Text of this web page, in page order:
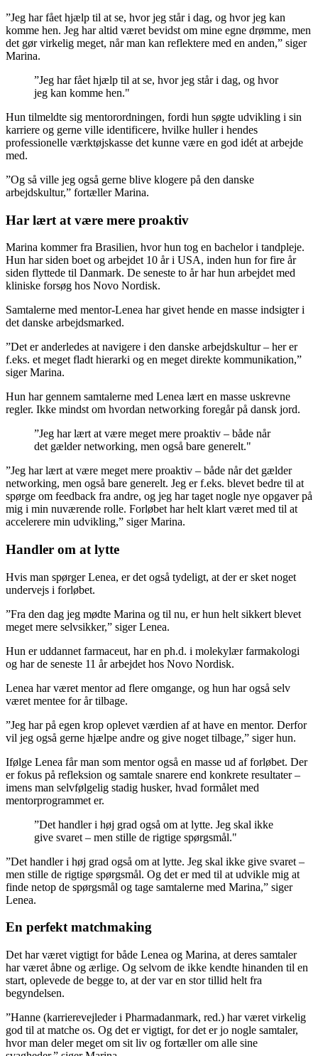
”Jeg har fået hjælp til at se, hvor jeg står i dag, og hvor jeg kan
komme hen. Jeg har altid været bevidst om mine egne drømme, men
det gør virkelig meget, når man kan reflektere med en anden,” siger
Marina.
”Jeg har fået hjælp til at se, hvor jeg står i dag, og hvor
jeg kan komme hen."
Hun tilmeldte sig mentorordningen, fordi hun søgte udvikling i sin
karriere og gerne ville identificere, hvilke huller i hendes
professionelle værktøjskasse det kunne være en god idét at arbejde
med.
”Og så ville jeg også gerne blive klogere på den danske
arbejdskultur,” fortæller Marina.
Har lært at være mere proaktiv
Marina kommer fra Brasilien, hvor hun tog en bachelor i tandpleje.
Hun har siden boet og arbejdet 10 år i USA, inden hun for fire år
siden flyttede til Danmark. De seneste to år har hun arbejdet med
kliniske forsøg hos Novo Nordisk.
Samtalerne med mentor-Lenea har givet hende en masse indsigter i
det danske arbejdsmarked.
”Det er anderledes at navigere i den danske arbejdskultur – her er
f.eks. et meget fladt hierarki og en meget direkte kommunikation,”
siger Marina.
Hun har gennem samtalerne med Lenea lært en masse uskrevne
regler. Ikke mindst om hvordan networking foregår på dansk jord.
”Jeg har lært at være meget mere proaktiv – både når
det gælder networking, men også bare generelt."
”Jeg har lært at være meget mere proaktiv – både når det gælder
networking, men også bare generelt. Jeg er f.eks. blevet bedre til at
spørge om feedback fra andre, og jeg har taget nogle nye opgaver på
mig i min nuværende rolle. Forløbet har helt klart været med til at
accelerere min udvikling,” siger Marina.
Handler om at lytte
Hvis man spørger Lenea, er det også tydeligt, at der er sket noget
undervejs i forløbet.
”Fra den dag jeg mødte Marina og til nu, er hun helt sikkert blevet
meget mere selvsikker,” siger Lenea.
Hun er uddannet farmaceut, har en ph.d. i molekylær farmakologi
og har de seneste 11 år arbejdet hos Novo Nordisk.
Lenea har været mentor ad flere omgange, og hun har også selv
været mentee for år tilbage.
”Jeg har på egen krop oplevet værdien af at have en mentor. Derfor
vil jeg også gerne hjælpe andre og give noget tilbage,” siger hun.
Ifølge Lenea får man som mentor også en masse ud af forløbet. Der
er fokus på refleksion og samtale snarere end konkrete resultater –
imens man selvfølgelig stadig husker, hvad formålet med
mentorprogrammet er.
”Det handler i høj grad også om at lytte. Jeg skal ikke
give svaret – men stille de rigtige spørgsmål."
”Det handler i høj grad også om at lytte. Jeg skal ikke give svaret –
men stille de rigtige spørgsmål. Og det er med til at udvikle mig at
finde netop de spørgsmål og tage samtalerne med Marina,” siger
Lenea.
En perfekt matchmaking
Det har været vigtigt for både Lenea og Marina, at deres samtaler
har været åbne og ærlige. Og selvom de ikke kendte hinanden til en
start, oplevede de begge to, at der var en stor tillid helt fra
begyndelsen.
”Hanne (karrierevejleder i Pharmadanmark, red.) har været virkelig
god til at matche os. Og det er vigtigt, for det er jo nogle samtaler,
hvor man deler meget om sit liv og fortæller om alle sine